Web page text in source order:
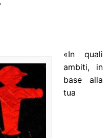
«In quali
ambiti, in
base alla
tua